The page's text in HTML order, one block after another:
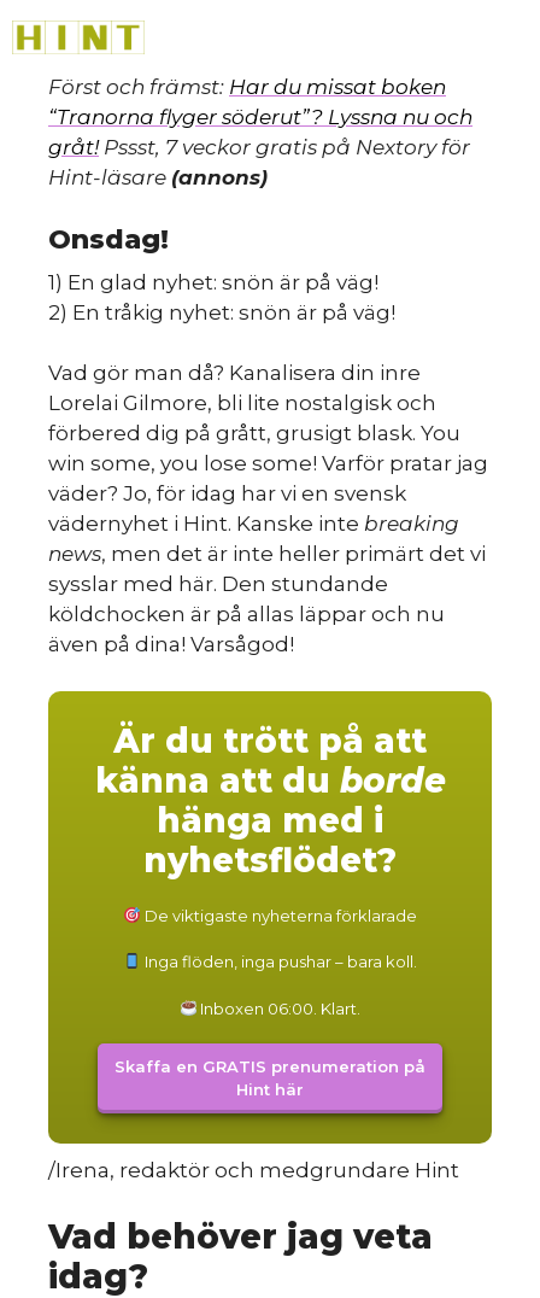
till
innehåll
Först och främst: Har du missat boken
“Tranorna flyger söderut”? Lyssna nu och
gråt!Pssst, 7 veckor gratis på Nextory för
Hint-läsare (annons)
Onsdag!
1) En glad nyhet: snön är på väg!
2) En tråkig nyhet: snön är på väg!
Vad gör man då? Kanalisera din inre
Lorelai Gilmore, bli lite nostalgisk och
förbered dig på grått, grusigt blask. You
win some, you lose some! Varför pratar jag
väder? Jo, för idag har vi en svensk
vädernyhet i Hint. Kanske inte breaking
news, men det är inte heller primärt det vi
sysslar med här. Den stundande
köldchocken är på allas läppar och nu
även på dina! Varsågod!
Är du trött på att
känna att du borde
hänga med i
nyhetsflödet?
De viktigaste nyheterna förklarade
Inga flöden, inga pushar – bara koll.
Inboxen 06:00. Klart.
Skaffa en GRATIS prenumeration på
Hint här
/Irena, redaktör och medgrundare Hint
Vad behöver jag veta
idag?